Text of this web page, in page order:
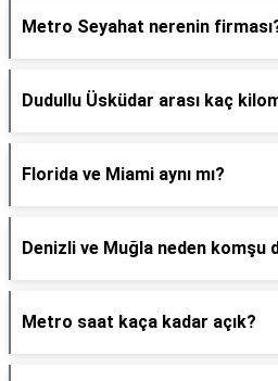
Metro Seyahat nerenin
Dudullu Üsküdar arası kaç
Florida ve Miami aynı mı?
Denizli ve Muğla neden komşu
Metro saat kaça kadar açık?